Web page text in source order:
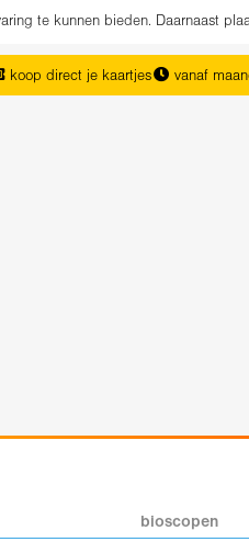
te kunnen bieden. Daarnaast
koop direct je kaartjes vanaf
bioscopen